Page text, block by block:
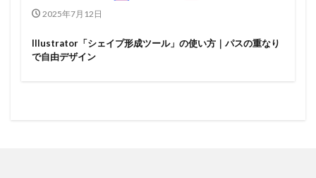
2025年7月12日
Illustrator「シェイプ形成ツール」の使い方｜パスの重なり
で自由デザイン